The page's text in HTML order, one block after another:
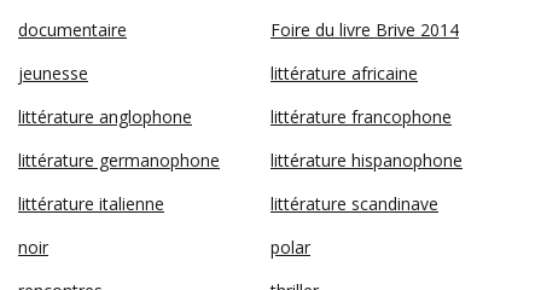
documentaire
Foire du livre Brive 2014
jeunesse
littérature africaine
littérature anglophone
littérature francophone
littérature germanophone
littérature hispanophone
littérature italienne
littérature scandinave
noir
polar